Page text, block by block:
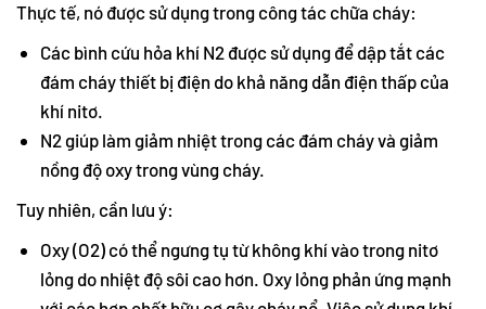
Thực tế, nó được sử dụng trong công tác chữa cháy:
Các bình cứu hỏa khí N2 được sử dụng để dập tắt các
đám cháy thiết bị điện do khả năng dẫn điện thấp của
khí nitơ.
N2 giúp làm giảm nhiệt trong các đám cháy và giảm
nồng độ oxy trong vùng cháy.
Tuy nhiên, cần lưu ý:
Oxy (O2) có thể ngưng tụ từ không khí vào trong nitơ
lỏng do nhiệt độ sôi cao hơn. Oxy lỏng phản ứng mạnh